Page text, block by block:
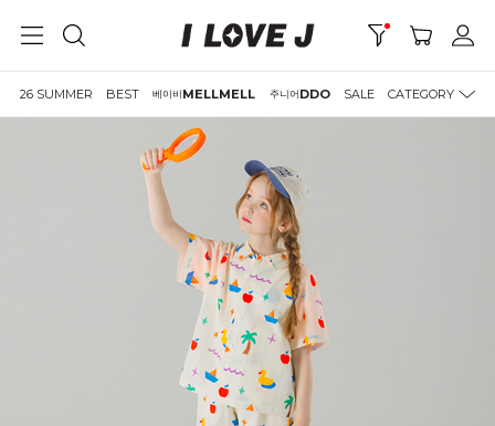
26 SUMMER BEST 베이비MELLMELL 주니어DDO SALE CATEGORY